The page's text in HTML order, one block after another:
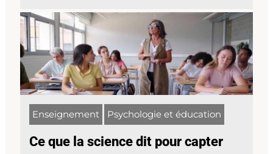
Enseignement Psychologie et éducation
Ce que la science dit pour capter